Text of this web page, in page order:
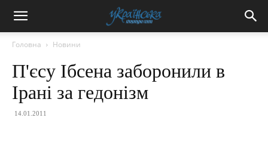
Головна Новини
П'єсу Ібсена заборонили в
Ірані за гедонізм
14.01.2011